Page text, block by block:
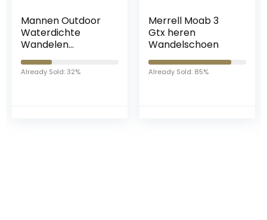
Mannen Outdoor
Waterdichte
Wandelen
Wandelschoenen
Anti-
Vermoeidheid
Already Sold: 32%
Merrell Moab 3
Gtx heren
Wandelschoen
Already Sold: 85%